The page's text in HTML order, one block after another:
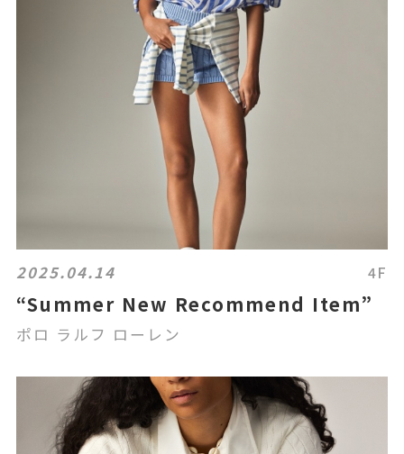
2025.04.14 4F
“Summer New Recommend Item”
ポロ ラルフ ローレン